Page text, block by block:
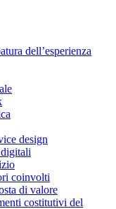
dell’esperienza
design
coinvolti
di valore
costitutivi del